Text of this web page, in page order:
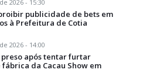
2026 - 15:30
publicidade de bets em
à Prefeitura de Cotia
2026 - 14:00
após tentar furtar
da Cacau Show em